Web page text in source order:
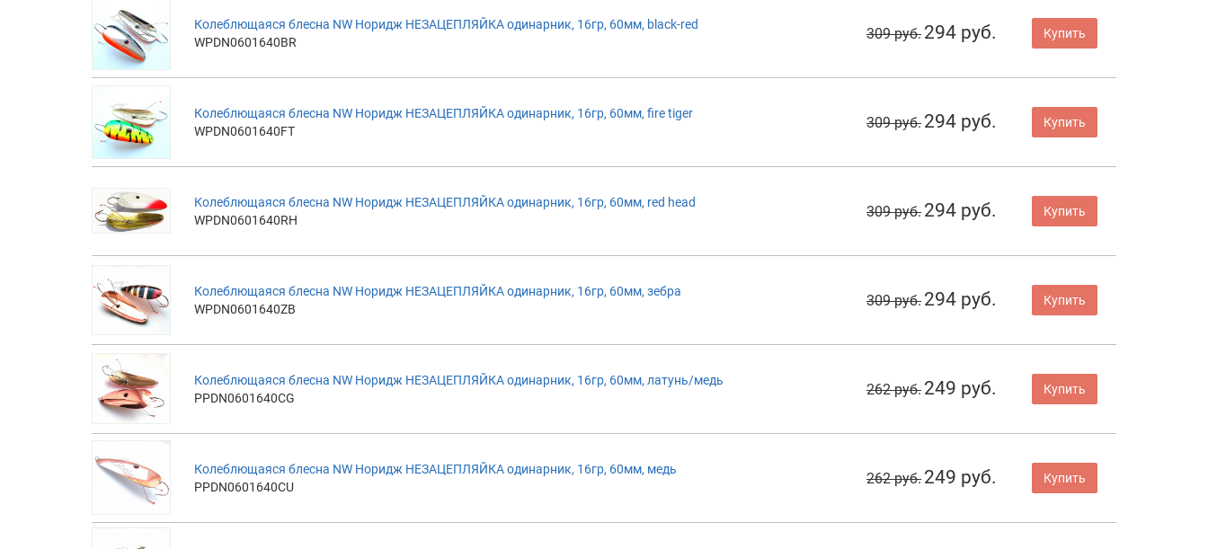
Колеблющаяся блесна NW Норидж НЕЗАЦЕПЛЯЙКА одинарник, 16гр, 60мм, black-red
WPDN0601640BR
309 руб. 294 руб. Купить
Колеблющаяся блесна NW Норидж НЕЗАЦЕПЛЯЙКА одинарник, 16гр, 60мм, fire tiger
WPDN0601640FT
309 руб. 294 руб. Купить
Колеблющаяся блесна NW Норидж НЕЗАЦЕПЛЯЙКА одинарник, 16гр, 60мм, red head
WPDN0601640RH
309 руб. 294 руб. Купить
Колеблющаяся блесна NW Норидж НЕЗАЦЕПЛЯЙКА одинарник, 16гр, 60мм, зебра
WPDN0601640ZB
309 руб. 294 руб. Купить
Колеблющаяся блесна NW Норидж НЕЗАЦЕПЛЯЙКА одинарник, 16гр, 60мм, латунь/медь
PPDN0601640CG
262 руб. 249 руб. Купить
Колеблющаяся блесна NW Норидж НЕЗАЦЕПЛЯЙКА одинарник, 16гр, 60мм, медь
PPDN0601640CU
262 руб. 249 руб. Купить